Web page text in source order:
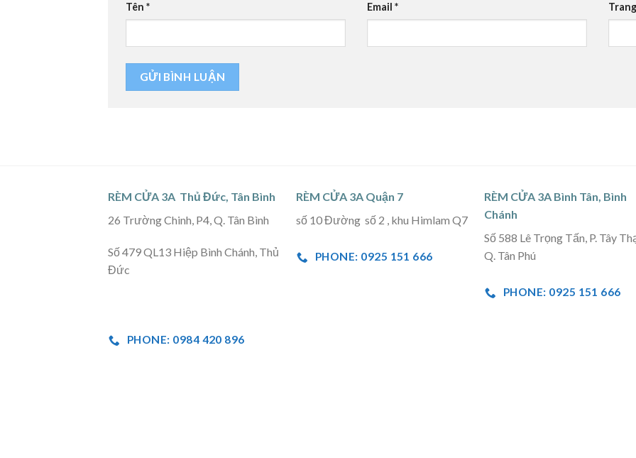
Tên * Email *
RÈM CỬA 3A Thủ Đức, Tân Bình
26 Trường Chinh, P4, Q. Tân Bình
Số 479 QL13 Hiệp Bình Chánh, Thủ
Đức
PHONE: 0984 420 896
RÈM CỬA 3A Quận 7
số 10 Đường số 2 , khu Himlam Q7
PHONE: 0925 151 666
RÈM CỬA 3A Bình Tân, Bình
Chánh
Số 588 Lê Trọng Tấn, P. Tây
Q. Tân Phú
PHONE: 0925 151 666